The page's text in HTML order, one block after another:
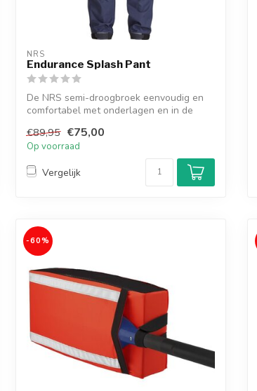
NRS
Endurance Splash Pant
De NRS semi-droogbroek eenvoudig en
comfortabel met onderlagen en in de
€89,95 €75,00
Op voorraad
Vergelijk
-60%